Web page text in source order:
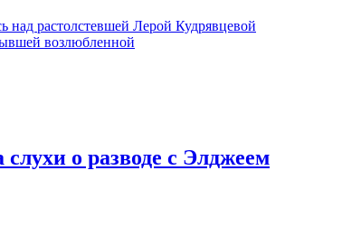
над растолстевшей Лерой Кудрявцевой
возлюбленной
о разводе с Элджеем